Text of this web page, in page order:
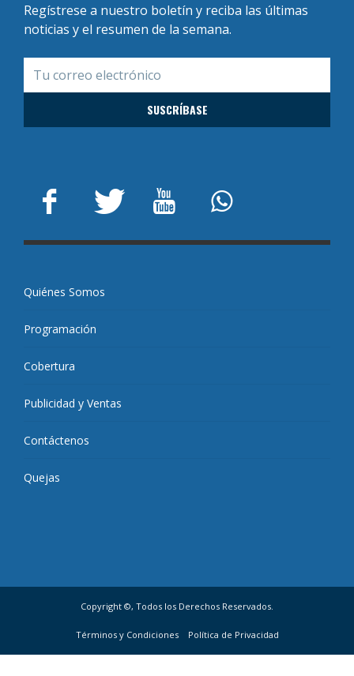
Regístrese a nuestro boletín y reciba las últimas
noticias y el resumen de la semana.
Quiénes Somos
Programación
Cobertura
Publicidad y Ventas
Contáctenos
Quejas
Copyright ©, Todos los Derechos Reservados.
Términos y Condiciones Política de Privacidad